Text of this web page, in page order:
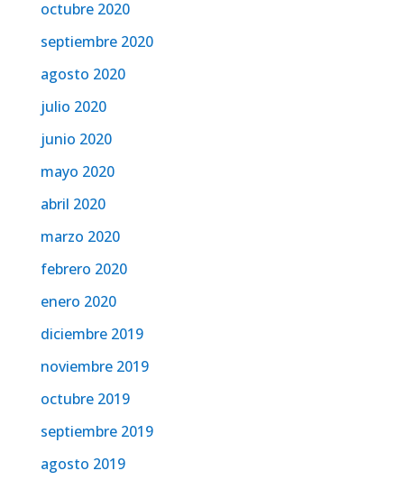
octubre 2020
septiembre 2020
agosto 2020
julio 2020
junio 2020
mayo 2020
abril 2020
marzo 2020
febrero 2020
enero 2020
diciembre 2019
noviembre 2019
octubre 2019
septiembre 2019
agosto 2019